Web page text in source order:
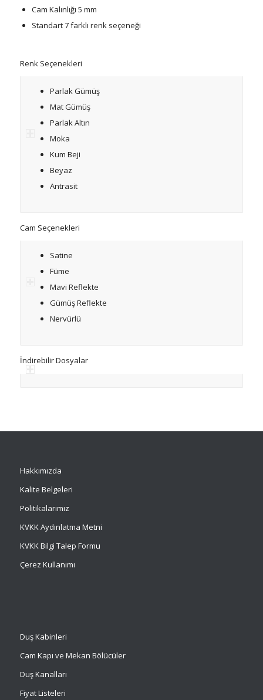
Cam Kalınlığı 5 mm
Standart 7 farklı renk seçeneği
Renk Seçenekleri
Parlak Gümüş
Mat Gümüş
Parlak Altın
Moka
Kum Beji
Beyaz
Antrasit
Cam Seçenekleri
Satine
Füme
Mavi Reflekte
Gümüş Reflekte
Nervürlü
İndirebilir Dosyalar
Hakkımızda
Kalite Belgeleri
Politikalarımız
KVKK Aydınlatma Metni
KVKK Bilgi Talep Formu
Çerez Kullanımı
Duş Kabinleri
Cam Kapı ve Mekan Bölücüler
Duş Kanalları
Fiyat Listeleri